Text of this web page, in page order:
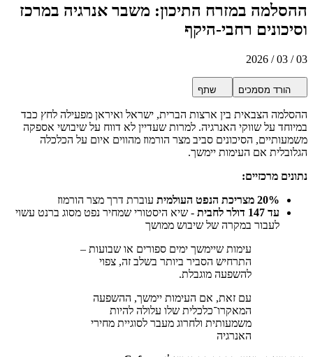
ההסלמה במזרח התיכון: משבר אנרגיה במרכז
וסיכונים רחבי-היקף
03 / 03 / 2026
הורד מסמכים שתף
ההסלמה הצבאית בין ארצות הברית, ישראל ואיראן מפעילה לחץ כבד
במיוחד על שווקי האנרגיה. למרות שעדיין לא דווח על שיבושי אספקה
משמעותיים, הסיכונים סביב מצר הורמוז מהווים איום על הכלכלה
הגלובלית אם העימות יימשך.
נתונים מרכזיים:
20% מצריכת הנפט העולמית
עוברת דרך מצר הורמוז
עד 147 דולר לחבית
- שיא היסטורי שמחיר נפט מסוג ברנט עשוי
לעבור במקרה של שיבוש ממושך
עימות שיימשך ימים ספורים או שבועות –
התרחיש הסביר ביותר בשלב זה, צפוי
להשפעה מוגבלת.
עם זאת, אם העימות יימשך, ההשפעה
המאקרו־כלכלית שלו עלולה להיות
משמעותית ולחרוג מעבר לסוגיית מחירי
האנרגיה